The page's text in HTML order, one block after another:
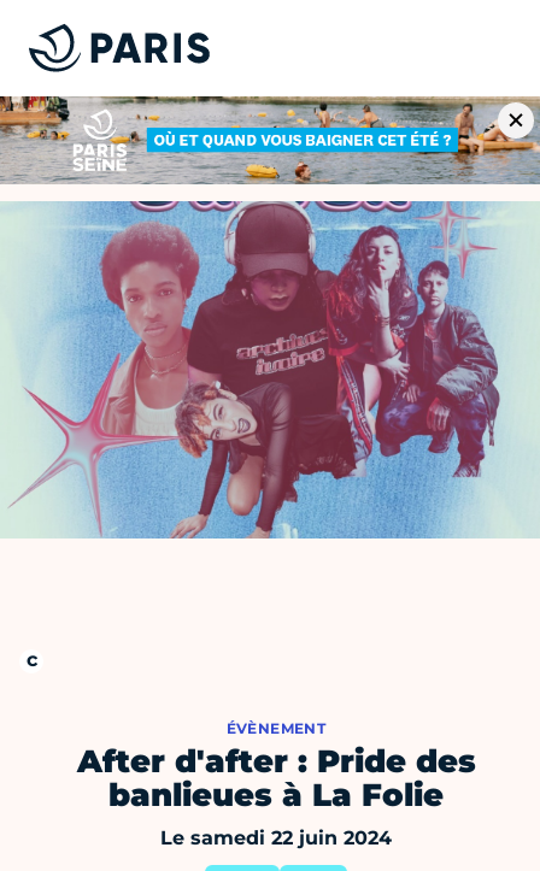
ÉVÈNEMENT
After d'after : Pride des
banlieues à La Folie
Le samedi 22 juin 2024